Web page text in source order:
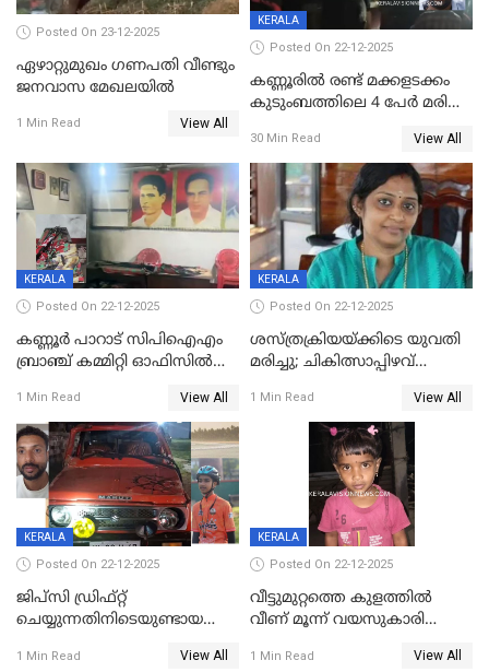
Posted On 23-12-2025
ഏഴാറ്റുമുഖം ഗണപതി വീണ്ടും
ജനവാസ മേഖലയിൽ
1 Min Read View All
KERALA
Posted On 22-12-2025
കണ്ണൂരിൽ രണ്ട് മക്കളടക്കം
കുടുംബത്തിലെ 4 പേർ മരിച്ച
30 Min Read View All
KERALA
Posted On 22-12-2025
കണ്ണൂർ പാറാട് സിപിഐഎം
ബ്രാഞ്ച് കമ്മിറ്റി ഓഫിസിൽ
ചിത്രങ്ങളടക്കം കത്തിയ
നിലയിൽ
1 Min Read View All
KERALA
Posted On 22-12-2025
ശസ്ത്രക്രിയയ്‌ക്കിടെ യുവതി
മരിച്ചു; ചികിത്സാപ്പിഴവ്
സംഭവം മാവേലിക്കരയിൽ
1 Min Read View All
KERALA
Posted On 22-12-2025
ജിപ്സി ഡ്രിഫ്റ്റ്
ചെയ്യുന്നതിനിടെയുണ്ടായ
ദാരുണാന്ത്യം; ജീപ്സി
1 Min Read View All
KERALA
Posted On 22-12-2025
വീട്ടുമുറ്റത്തെ കുളത്തിൽ
വീണ് മൂന്ന് വയസുകാരി
1 Min Read View All